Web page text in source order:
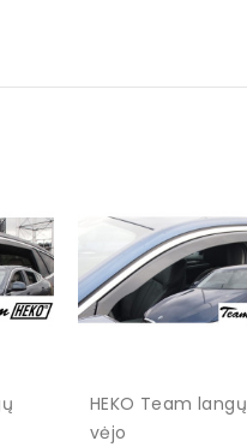
HEKO Team langų
vėjo